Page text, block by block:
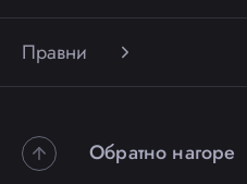
Правни
Обратно нагоре